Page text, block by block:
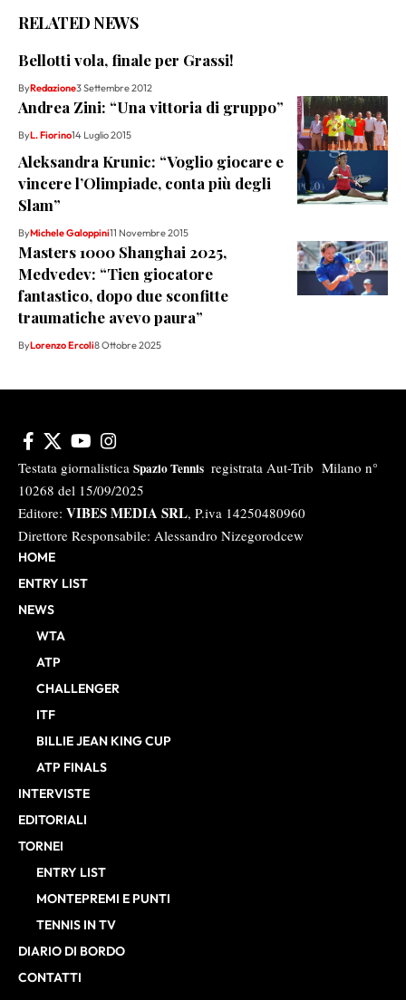
RELATED NEWS
Bellotti vola, finale per Grassi!
ByRedazione3 Settembre 2012
Andrea Zini: “Una vittoria di gruppo”
ByL. Fiorino14 Luglio 2015
Aleksandra Krunic: “Voglio giocare e
vincere l’Olimpiade, conta più degli
Slam”
ByMichele Galoppini11 Novembre 2015
Masters 1000 Shanghai 2025,
Medvedev: “Tien giocatore
fantastico, dopo due sconfitte
traumatiche avevo paura”
ByLorenzo Ercoli8 Ottobre 2025
Testata giornalistica Spazio Tennis registrata Aut-Trib Milano n°
10268 del 15/09/2025
Editore: VIBES MEDIA SRL, P.iva 14250480960
Direttore Responsabile: Alessandro Nizegorodcew
HOME
ENTRY LIST
NEWS
WTA
ATP
CHALLENGER
ITF
BILLIE JEAN KING CUP
ATP FINALS
INTERVISTE
EDITORIALI
TORNEI
ENTRY LIST
MONTEPREMI E PUNTI
TENNIS IN TV
DIARIO DI BORDO
CONTATTI